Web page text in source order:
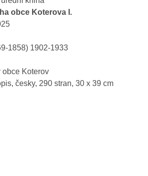
obce Koterova I.
1858) 1902-1933
obce Koterov
česky, 290 stran, 30 x 39 cm